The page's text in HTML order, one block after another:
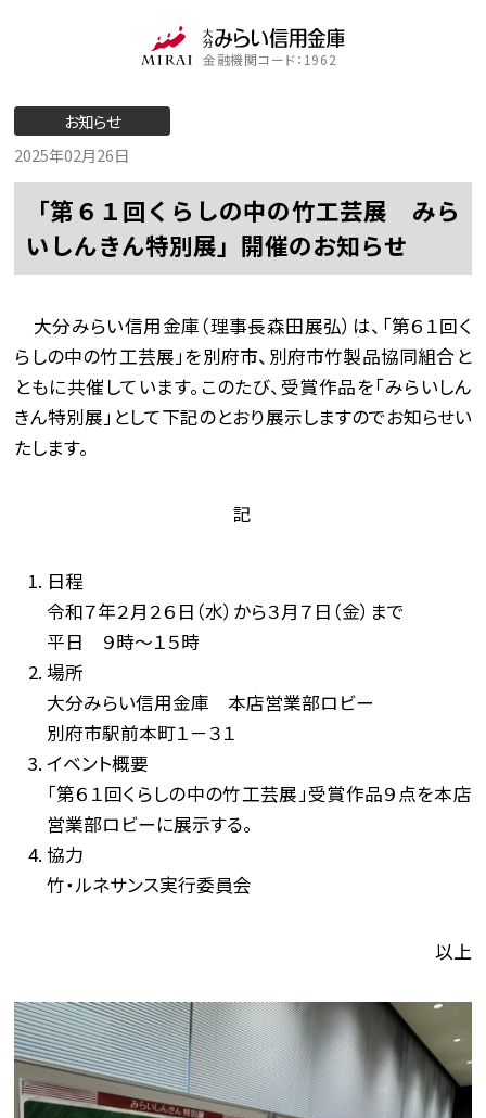
金融機関コード：1962
お知らせ
2025年02月26日
「第６１回くらしの中の竹工芸展 みら
いしんきん特別展」開催のお知らせ
大分みらい信用金庫（理事長森田展弘）は、「第６１回く
らしの中の竹工芸展」を別府市、別府市竹製品協同組合と
ともに共催しています。このたび、受賞作品を「みらいしん
きん特別展」として下記のとおり展示しますのでお知らせい
たします。
記
日程
令和７年２月２６日（水）から３月７日（金）まで
平日 ９時～１５時
場所
大分みらい信用金庫 本店営業部ロビー
別府市駅前本町１－３１
イベント概要
「第６１回くらしの中の竹工芸展」受賞作品９点を本店
営業部ロビーに展示する。
協力
竹・ルネサンス実行委員会
以上